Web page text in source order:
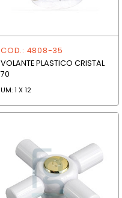
COD.: 4808-35
VOLANTE PLASTICO CRISTAL
70
UM: 1 X 12